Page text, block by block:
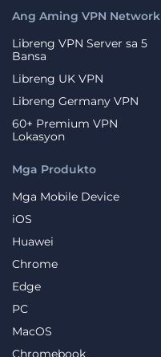
Mga Produkto
Mga Mobile Device
iOS
Huawei
Chrome
Edge
PC
MacOS
Chromebook
Ang Aming VPN Network
Libreng VPN Server sa 5
Bansa
Libreng UK VPN
Libreng Germany VPN
60+ Premium VPN
Lokasyon